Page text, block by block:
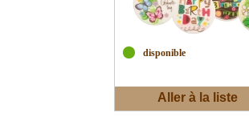
disponible
Aller à la liste